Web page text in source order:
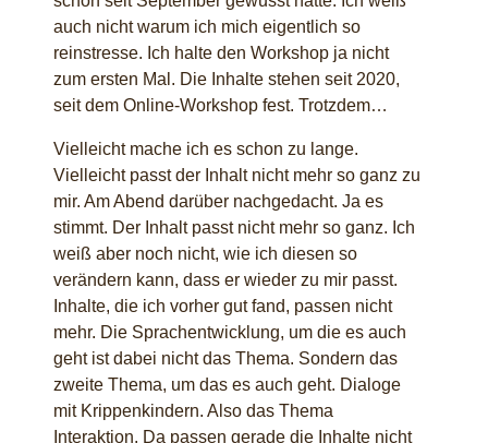
auch nicht warum ich mich eigentlich so
reinstresse. Ich halte den Workshop ja nicht
zum ersten Mal. Die Inhalte stehen seit 2020,
seit dem Online-Workshop fest. Trotzdem…
Vielleicht mache ich es schon zu lange.
Vielleicht passt der Inhalt nicht mehr so ganz zu
mir. Am Abend darüber nachgedacht. Ja es
stimmt. Der Inhalt passt nicht mehr so ganz. Ich
weiß aber noch nicht, wie ich diesen so
verändern kann, dass er wieder zu mir passt.
Inhalte, die ich vorher gut fand, passen nicht
mehr. Die Sprachentwicklung, um die es auch
geht ist dabei nicht das Thema. Sondern das
zweite Thema, um das es auch geht. Dialoge
mit Krippenkindern. Also das Thema
Interaktion. Da passen gerade die Inhalte nicht